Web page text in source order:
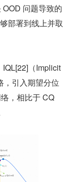
问题导致的
部署到线上并取
（Implicit
，引入期望分位
，相比于 CQ